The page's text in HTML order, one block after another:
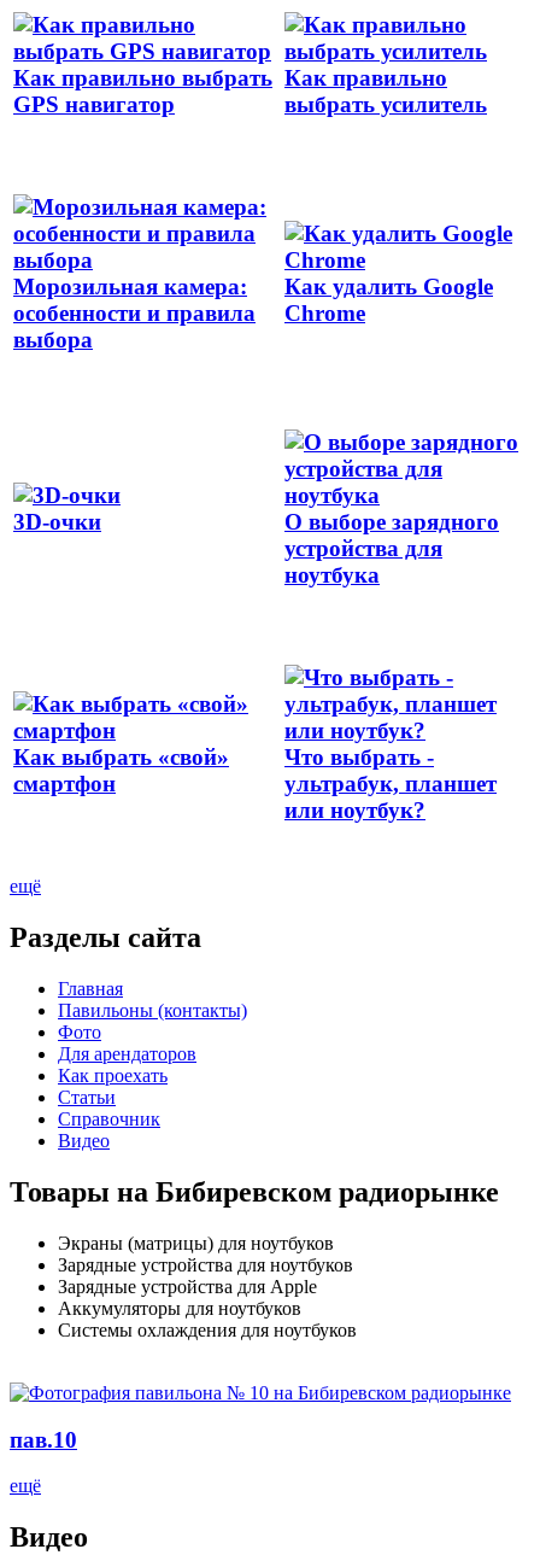
Как правильно выбрать
GPS навигатор
Как правильно
выбрать усилитель
Морозильная камера:
особенности и правила
выбора
Как удалить Google
Chrome
3D-очки
О выборе зарядного
устройства для
ноутбука
Как выбрать «свой»
смартфон
Что выбрать -
ультрабук, планшет
или ноутбук?
ещё
Разделы сайта
Главная
Павильоны (контакты)
Фото
Для арендаторов
Как проехать
Статьи
Справочник
Видео
Товары на Бибиревском радиорынке
Экраны (матрицы) для ноутбуков
Зарядные устройства для ноутбуков
Зарядные устройства для Apple
Аккумуляторы для ноутбуков
Системы охлаждения для ноутбуков
пав.10
ещё
Видео